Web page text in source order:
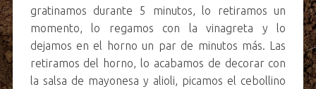
gratinamos durante 5 minutos, lo retiramos un
momento, lo regamos con la vinagreta y lo
dejamos en el horno un par de minutos más. Las
retiramos del horno, lo acabamos de decorar con
la salsa de mayonesa y alioli, picamos el cebollino